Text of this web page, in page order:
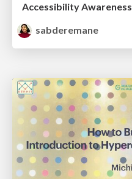
Accessibility Awareness
sabderemane